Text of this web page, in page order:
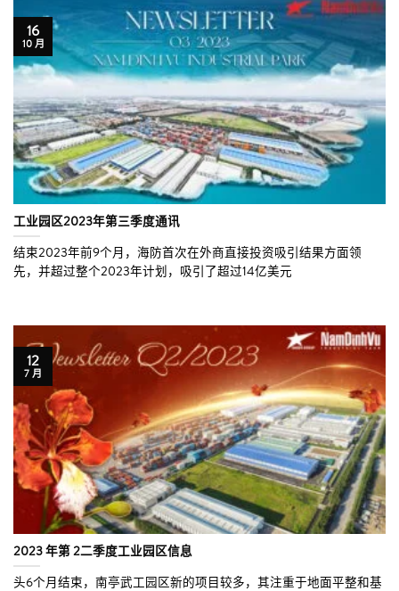
工业园区2023年第三季度通讯
结束2023年前9个月，海防首次在外商直接投资吸引结果方面领
先，并超过整个2023年计划，吸引了超过14亿美元
16
10 月
2023 年第 2二季度工业园区信息
头6个月结束，南亭武工园区新的项目较多，其注重于地面平整和基
12
7 月